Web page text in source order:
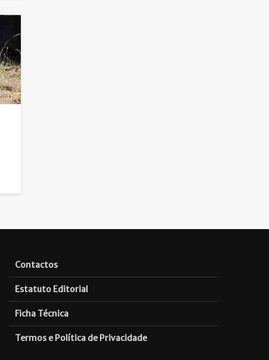
Contactos
Estatuto Editorial
Ficha Técnica
Termos e Política de Privacidade